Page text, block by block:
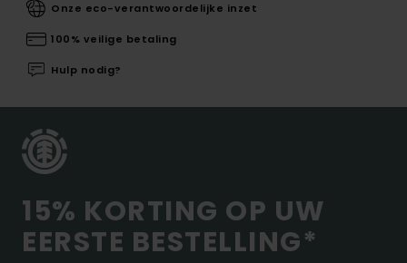
Onze eco-verantwoordelijke inzet
100% veilige betaling
Hulp nodig?
15% KORTING OP UW
EERSTE BESTELLING*